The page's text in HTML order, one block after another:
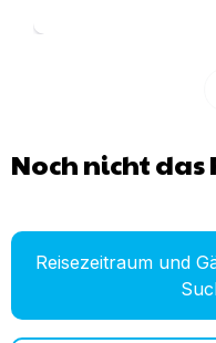
Noch nicht das
Reisezeitraum und